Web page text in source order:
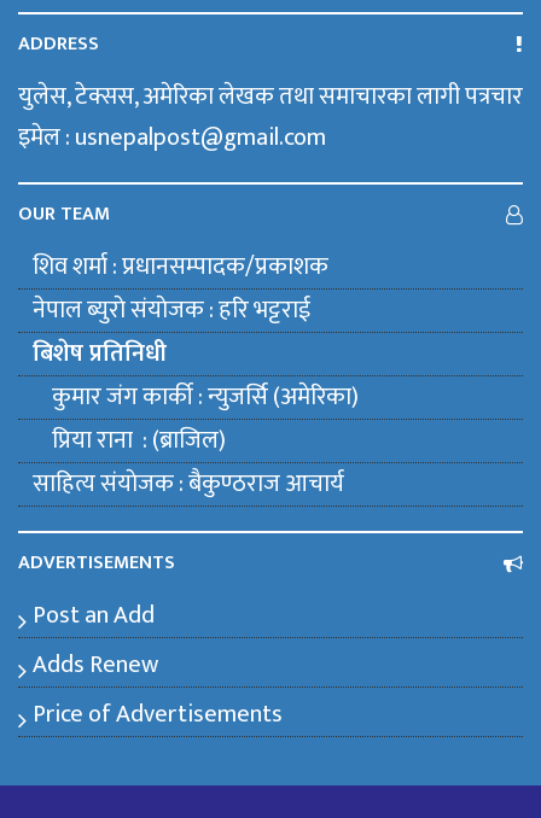
ADDRESS
युलेस, टेक्सस, अमेरिका लेखक तथा समाचारका लागी पत्रचार
इमेल : usnepalpost@gmail.com
OUR TEAM
शिव शर्मा : प्रधानसम्पादक/प्रकाशक
नेपाल ब्युराे संयाेजक : हरि भट्टराई
बिशेष प्रतिनिधी
कुमार जंग कार्की : न्युजर्सि (अमेरिका)
प्रिया राना : (ब्राजिल)
साहित्य संयाेजक : बैकुण्ठराज आचार्य
ADVERTISEMENTS
Post an Add
Adds Renew
Price of Advertisements